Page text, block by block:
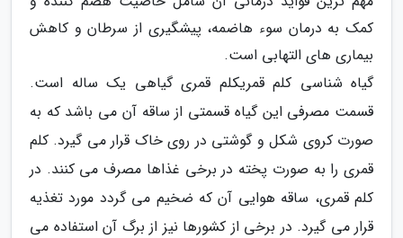
کمک به درمان سوء هاضمه، پیشگیری از سرطان و کاهش
بیماری های التهابی است.
گیاه شناسی کلم قمریکلم قمری گیاهی یک ساله است.
قسمت مصرفی این گیاه قسمتی از ساقه آن می باشد که به
صورت کروی شکل و گوشتی در روی خاک قرار می گیرد. کلم
قمری را به صورت پخته در برخی غذاها مصرف می کنند. در
کلم قمری، ساقه هوایی آن که ضخیم می گردد مورد تغذیه
قرار می گیرد. در برخی از کشورها نیز از برگ آن استفاده می